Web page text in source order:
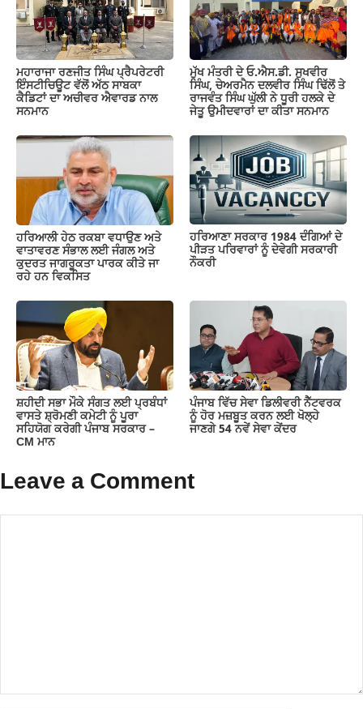
ਮਹਾਰਾਜਾ ਰਣਜੀਤ ਸਿੰਘ ਪ੍ਰੈਪਰੇਟਰੀ
ਇੰਸਟੀਚਿਊਟ ਵੱਲੋਂ ਅੱਠ ਸਾਬਕਾ
ਕੈਡਿਟਾਂ ਦਾ ਅਚੀਵਰ ਐਵਾਰਡ ਨਾਲ
ਸਨਮਾਨ
ਮੁੱਖ ਮੰਤਰੀ ਦੇ ਓ.ਐਸ.ਡੀ. ਸੁਖਵੀਰ
ਸਿੰਘ, ਚੇਅਰਮੈਨ ਦਲਵੀਰ ਸਿੰਘ ਢਿੱਲੋਂ ਤੇ
ਰਾਜਵੰਤ ਸਿੰਘ ਘੁੱਲੀ ਨੇ ਧੂਰੀ ਹਲਕੇ ਦੇ
ਜੇਤੂ ਉਮੀਦਵਾਰਾਂ ਦਾ ਕੀਤਾ ਸਨਮਾਨ
ਹਰਿਆਲੀ ਹੇਠ ਰਕਬਾ ਵਧਾਉਣ ਅਤੇ
ਵਾਤਾਵਰਣ ਸੰਭਾਲ ਲਈ ਜੰਗਲ ਅਤੇ
ਕੁਦਰਤ ਜਾਗਰੂਕਤਾ ਪਾਰਕ ਕੀਤੇ ਜਾ
ਰਹੇ ਹਨ ਵਿਕਸਿਤ
ਹਰਿਆਣਾ ਸਰਕਾਰ 1984 ਦੰਗਿਆਂ ਦੇ
ਪੀੜਤ ਪਰਿਵਾਰਾਂ ਨੂੰ ਦੇਵੇਗੀ ਸਰਕਾਰੀ
ਨੌਕਰੀ
ਸ਼ਹੀਦੀ ਸਭਾ ਮੌਕੇ ਸੰਗਤ ਲਈ ਪ੍ਰਬੰਧਾਂ
ਵਾਸਤੇ ਸ਼੍ਰੋਮਣੀ ਕਮੇਟੀ ਨੂੰ ਪੂਰਾ
ਸਹਿਯੋਗ ਕਰੇਗੀ ਪੰਜਾਬ ਸਰਕਾਰ –
CM ਮਾਨ
ਪੰਜਾਬ ਵਿੱਚ ਸੇਵਾ ਡਿਲੀਵਰੀ ਨੈੱਟਵਰਕ
ਨੂੰ ਹੋਰ ਮਜ਼ਬੂਤ ਕਰਨ ਲਈ ਖੋਲ੍ਹੇ
ਜਾਣਗੇ 54 ਨਵੇਂ ਸੇਵਾ ਕੇਂਦਰ
Leave a Comment